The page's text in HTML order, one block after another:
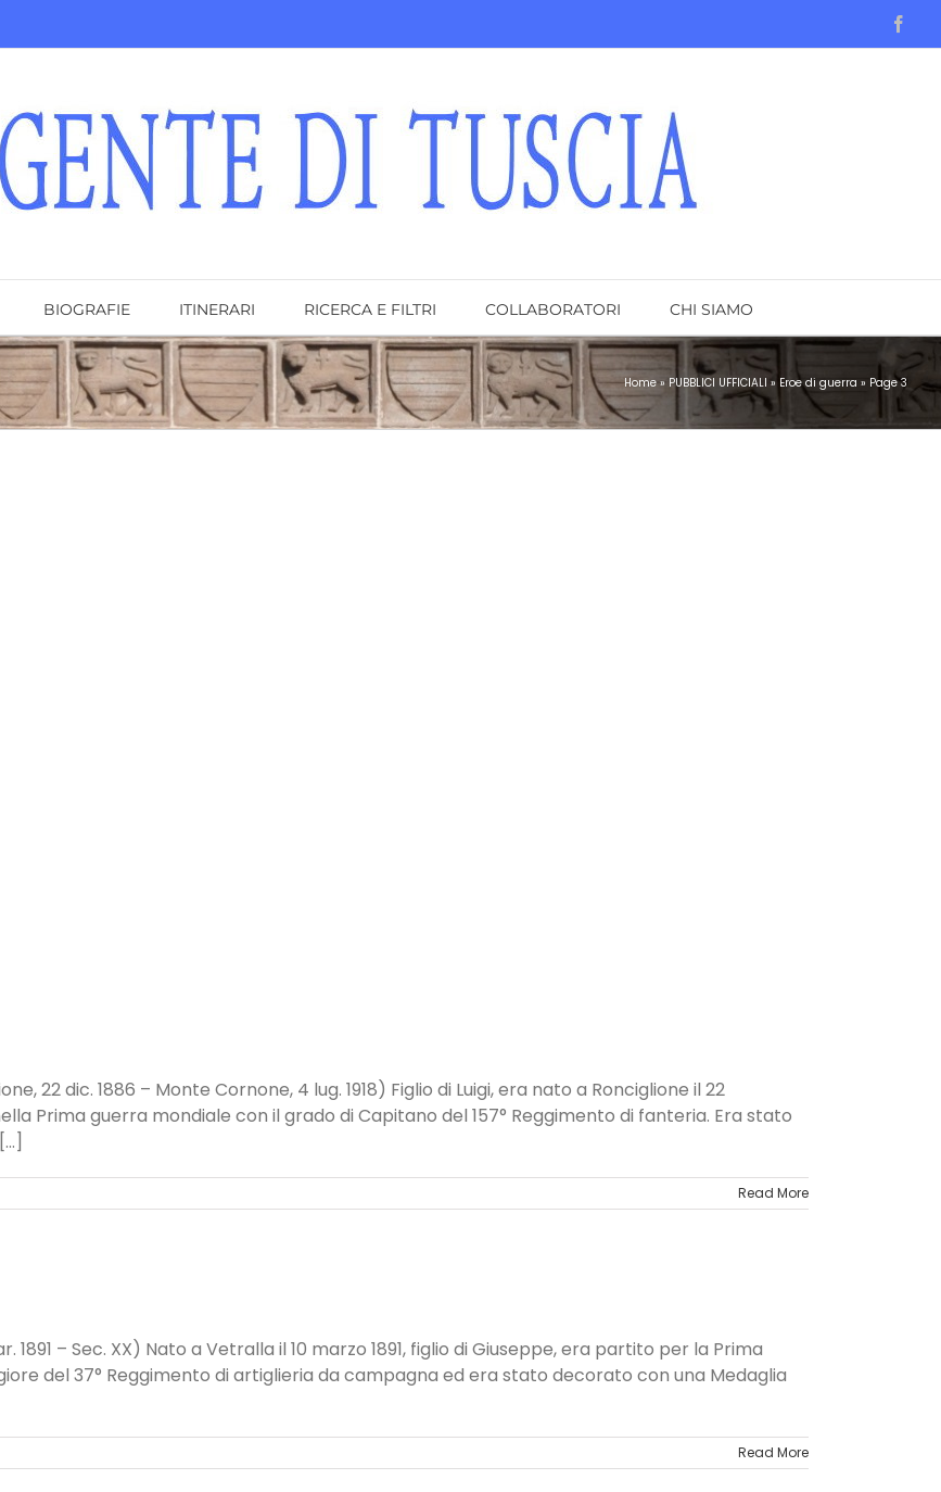
BIOGRAFIE ITINERARI RICERCA E FILTRI COLLABORATORI CHI SIAMO
Home» PUBBLICI UFFICIALI » Eroe di guerra » Page 3
22 dic. 1886 – Monte Cornone, 4 lug. 1918) Figlio di Luigi, era nato a Ronciglione il 22
Prima guerra mondiale con il grado di Capitano del 157° Reggimento di fanteria. Era stato
Read More
1891 – Sec. XX) Nato a Vetralla il 10 marzo 1891, figlio di Giuseppe, era partito per la Prima
del 37° Reggimento di artiglieria da campagna ed era stato decorato con una Medaglia
Read More